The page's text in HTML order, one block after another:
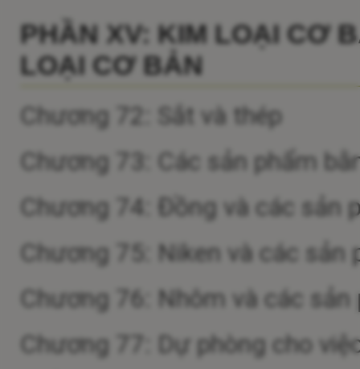
PHẦN XV: KIM LOẠI CƠ
LOẠI CƠ BẢN
Chương 72: Sắt và thép
Chương 73: Các sản phẩm
Chương 74: Đồng và các sản
Chương 75: Niken và các sản
Chương 76: Nhôm và các
Chương 77: Dự phòng cho